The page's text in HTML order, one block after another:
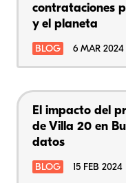
contrataciones
y el planeta
BLOG 6 MAR 2024
El impacto del
de Villa 20 en
datos
BLOG 15 FEB 2024